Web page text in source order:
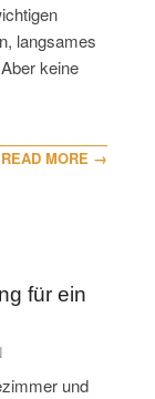
langsames
keine
READ MORE →
für ein
und